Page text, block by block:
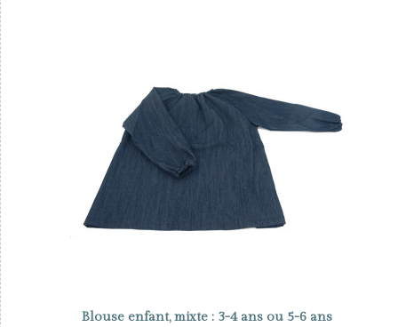
Blouse enfant, mixte : 3-4 ans ou 5-6 ans